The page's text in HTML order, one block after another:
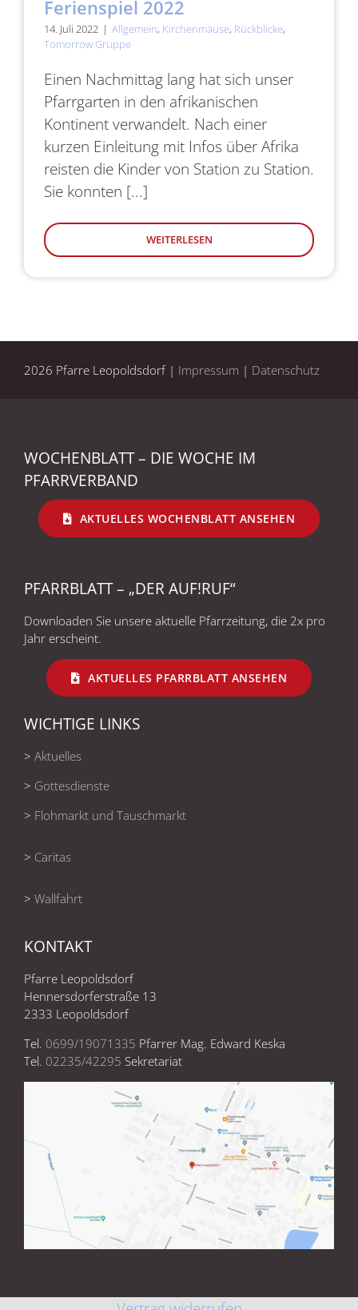
Ferienspiel 2022
14. Juli 2022 | Allgemein, Kirchenmäuse, Rückblicke,
Tomorrow Gruppe
Einen Nachmittag lang hat sich unser
Pfarrgarten in den afrikanischen
Kontinent verwandelt. Nach einer
kurzen Einleitung mit Infos über Afrika
reisten die Kinder von Station zu Station.
Sie konnten [...]
WEITERLESEN
2026 Pfarre Leopoldsdorf | Impressum | Datenschutz
WOCHENBLATT – DIE WOCHE IM
PFARRVERBAND
AKTUELLES WOCHENBLATT ANSEHEN
PFARRBLATT – „DER AUF!RUF“
Downloaden Sie unsere aktuelle Pfarrzeitung, die 2x pro
Jahr erscheint.
AKTUELLES PFARRBLATT ANSEHEN
WICHTIGE LINKS
> Aktuelles
> Gottesdienste
> Flohmarkt und Tauschmarkt
> Caritas
> Wallfahrt
KONTAKT
Pfarre Leopoldsdorf
Hennersdorferstraße 13
2333 Leopoldsdorf
Tel. 0699/19071335 Pfarrer Mag. Edward Keska
Tel. 02235/42295 Sekretariat